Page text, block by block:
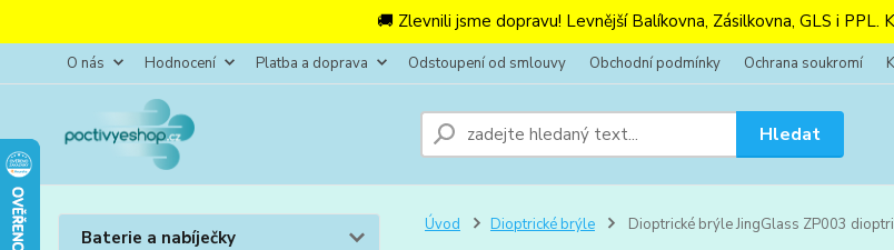
🚚 Zlevnili jsme dopravu! Levnější Balíkovna, Zásilkovna, GLS i PPL.
O nás Hodnocení Platba a doprava Odstoupení od smlouvy Obchodní podmínky Ochrana soukromí
Hledat
Baterie a nabíječky
Úvod Dioptrické brýle Dioptrické brýle JingGlass ZP003